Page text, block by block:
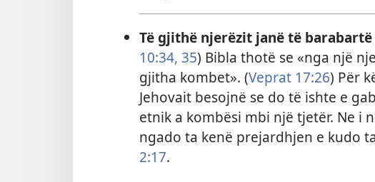
Të gjithë njerëzit janë të
10:34, 35) Bibla thotë se «nga një
gjitha kombet». (Veprat 17:26) Për
Jehovait besojnë se do të ishte e
etnik a kombësi mbi një tjetër. Ne i
ngado ta kenë prejardhjen e kudo
2:17.